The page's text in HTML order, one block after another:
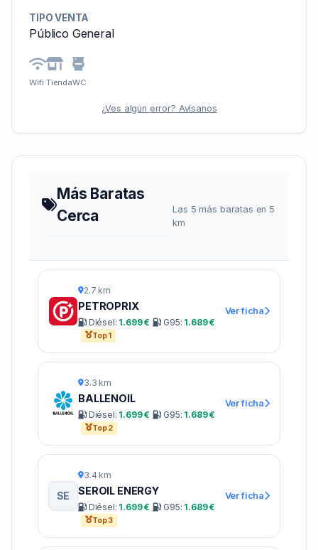
TIPO VENTA
Público General
Wifi TiendaWC
¿Ves algún error? Avísanos
Más Baratas
Cerca
Las 5 más baratas en 5
km
2.7 km
PETROPRIX
Diésel: 1.699 € G95: 1.689 €
Top 1
Ver ficha
3.3 km
BALLENOIL
Diésel: 1.699 € G95: 1.689 €
Top 2
Ver ficha
SE
3.4 km
SEROIL ENERGY
Diésel: 1.699 € G95: 1.689 €
Top 3
Ver ficha